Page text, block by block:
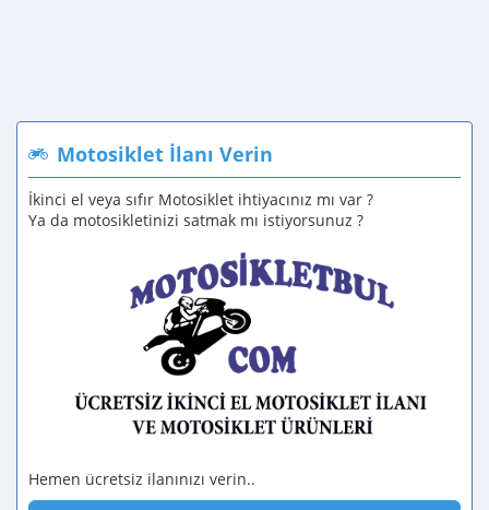
Motosiklet İlanı Verin
İkinci el veya sıfır Motosiklet ihtiyacınız mı var ?
Ya da motosikletinizi satmak mı istiyorsunuz ?
Hemen ücretsiz ilanınızı verin..